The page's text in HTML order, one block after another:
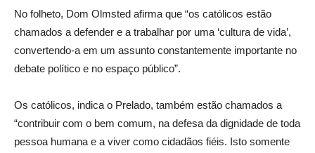
No folheto, Dom Olmsted afirma que “os católicos estão
chamados a defender e a trabalhar por uma ‘cultura de vida’,
convertendo-a em um assunto constantemente importante no
debate político e no espaço público”.
Os católicos, indica o Prelado, também estão chamados a
“contribuir com o bem comum, na defesa da dignidade de toda
pessoa humana e a viver como cidadãos fiéis. Isto somente